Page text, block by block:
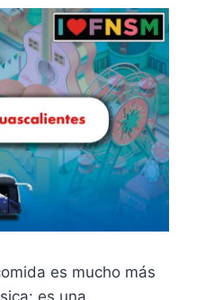
es mucho más
es una